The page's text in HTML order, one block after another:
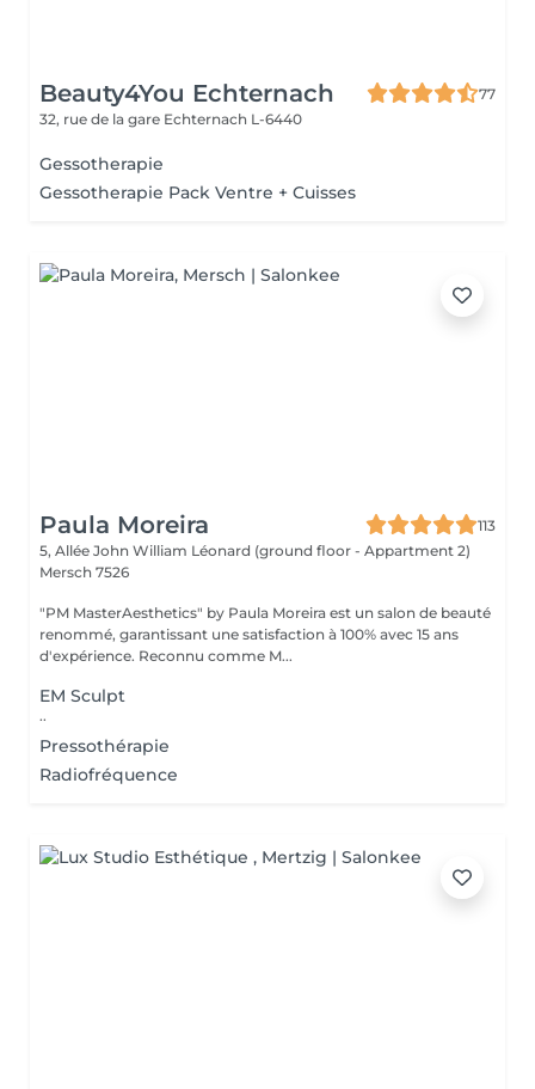
Beauty4You Echternach
77
32, rue de la gare Echternach L-6440
Gessotherapie
Gessotherapie Pack Ventre + Cuisses
Paula Moreira
113
5, Allée John William Léonard (ground floor - Appartment 2)
Mersch 7526
"PM MasterAesthetics" by Paula Moreira est un salon de beauté
renommé, garantissant une satisfaction à 100% avec 15 ans
d'expérience. Reconnu comme M...
EM Sculpt
..
Pressothérapie
Radiofréquence